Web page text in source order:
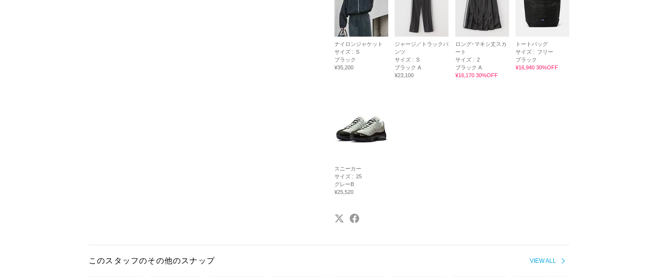
ナイロンジャケット
サイズ : S
ブラック
¥35,200
ジャージ／トラックパ
ンツ
サイズ : S
ブラック A
¥23,100
ロング･マキシ丈スカ
ート
サイズ : 2
ブラック A
¥16,170 30%OFF
トートバッグ
サイズ : フリー
ブラック
¥16,940 30%OFF
スニーカー
サイズ : 25
グレーB
¥25,520
VIEW ALL
このスタッフのその他のスナップ